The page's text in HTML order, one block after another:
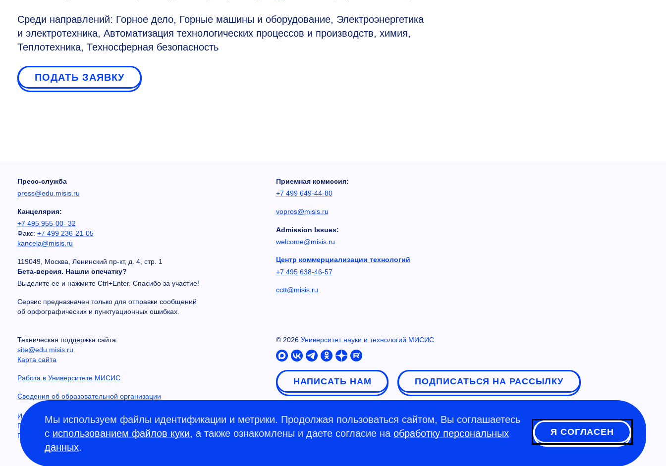
Среди направлений: Горное дело, Горные машины и оборудование, Электроэнергетика
и электротехника, Автоматизация технологических процессов и производств, химия,
Теплотехника, Техносферная безопасность
ПОДАТЬ ЗАЯВКУ
Пресс-служба
press@edu.misis.ru
Канцелярия:
+7 495 955-00- 32
Факс: +7 499 236-21-05
kancela@misis.ru
119049, Москва, Ленинский пр-кт, д. 4, стр. 1
Бета-версия. Нашли опечатку?
Выделите ее и нажмите Ctrl+Enter. Спасибо за участие!
Сервис предназначен только для отправки сообщений
об орфографических и пунктуационных ошибках.
Приемная комиссия:
+7 499 649-44-80
vopros@misis.ru
Admission Issues:
welcome@misis.ru
Центр коммерциализации технологий
+7 495 638-46-57
cctt@misis.ru
Техническая поддержка сайта:
site@edu.misis.ru
Карта сайта
Работа в Университете МИСИС
Сведения об образовательной организации
Информация о закупках
Противодействие коррупции
Политика конфиденциальности
© 2026 Университет науки и технологий МИСИС
НАПИСАТЬ НАМ ПОДПИСАТЬСЯ НА РАССЫЛКУ
Мы используем файлы идентификации и метрики. Продолжая пользоваться сайтом, Вы соглашаетесь
с использованием файлов куки, а также ознакомлены и даете согласие на обработку персональных
данных.
Я СОГЛАСЕН